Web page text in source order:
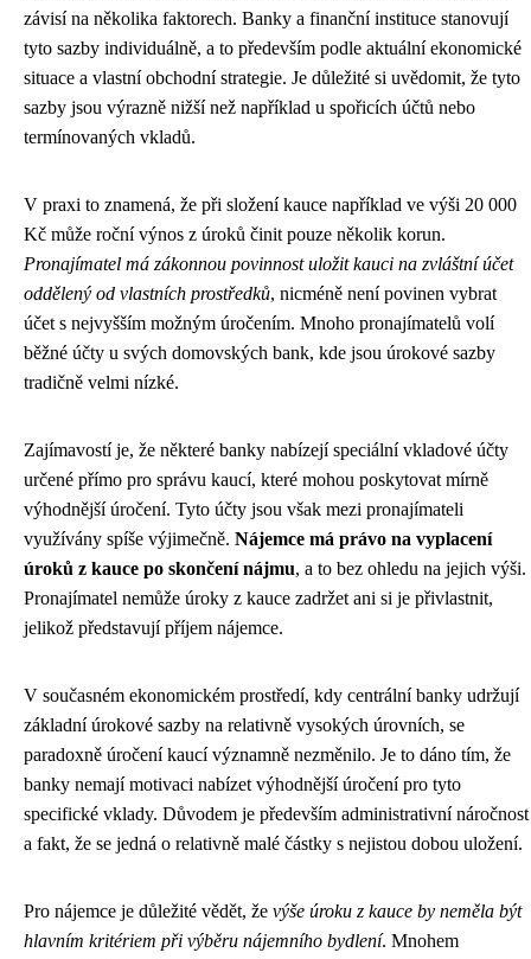
závisí na několika faktorech. Banky a finanční instituce stanovují
tyto sazby individuálně, a to především podle aktuální ekonomické
situace a vlastní obchodní strategie. Je důležité si uvědomit, že tyto
sazby jsou výrazně nižší než například u spořicích účtů nebo
termínovaných vkladů.
V praxi to znamená, že při složení kauce například ve výši 20 000
Kč může roční výnos z úroků činit pouze několik korun.
Pronajímatel má zákonnou povinnost uložit kauci na zvláštní účet
oddělený od vlastních prostředků, nicméně není povinen vybrat
účet s nejvyšším možným úročením. Mnoho pronajímatelů volí
běžné účty u svých domovských bank, kde jsou úrokové sazby
tradičně velmi nízké.
Zajímavostí je, že některé banky nabízejí speciální vkladové účty
určené přímo pro správu kaucí, které mohou poskytovat mírně
výhodnější úročení. Tyto účty jsou však mezi pronajímateli
využívány spíše výjimečně. Nájemce má právo na vyplacení
úroků z kauce po skončení nájmu, a to bez ohledu na jejich výši.
Pronajímatel nemůže úroky z kauce zadržet ani si je přivlastnit,
jelikož představují příjem nájemce.
V současném ekonomickém prostředí, kdy centrální banky udržují
základní úrokové sazby na relativně vysokých úrovních, se
paradoxně úročení kaucí významně nezměnilo. Je to dáno tím, že
banky nemají motivaci nabízet výhodnější úročení pro tyto
specifické vklady. Důvodem je především administrativní náročnost
a fakt, že se jedná o relativně malé částky s nejistou dobou uložení.
Pro nájemce je důležité vědět, že výše úroku z kauce by neměla být
hlavním kritériem při výběru nájemního bydlení. Mnohem